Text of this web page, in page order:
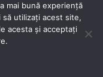
mai bună experiență
utilizați acest site,
acesta și acceptați